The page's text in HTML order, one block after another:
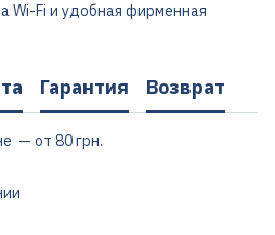
Wi-Fi и удобная фирменная
Гарантия Возврат
— от 80 грн.